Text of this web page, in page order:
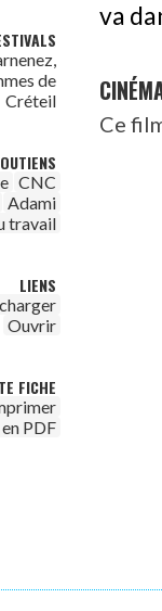
de
Créteil
CNC
Adami
travail
LIENS
Ouvrir
FICHE
PDF
va
Ce